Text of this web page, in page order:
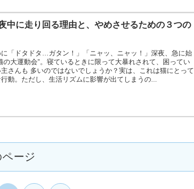
中に走り回る理由と、やめさせるための３つの
に「ドタドタ…ガタン！」「ニャッ、ニャッ！」深夜、急に始
の大運動会”。寝ているときに限って大暴れされて、困ってい
さんも 多いのではないでしょうか？実は、これは猫にとって
動。ただし、生活リズムに影響が出てしまうの...
ージ